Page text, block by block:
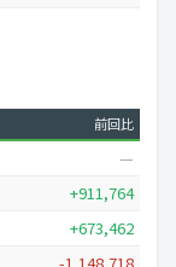
前回比
—
+911,764
+673,462
-1,148,718